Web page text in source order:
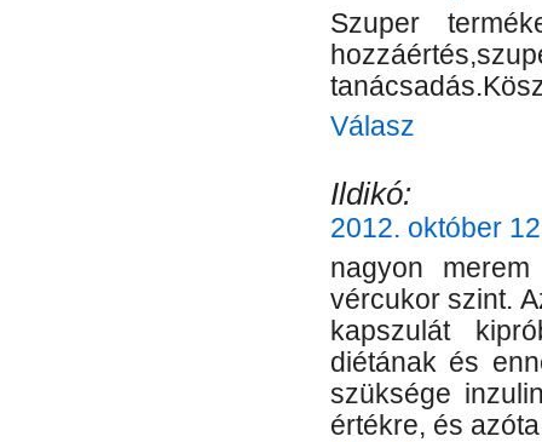
Szuper
Válasz
Ildikó:
2012. október
nagyon
vércukor szint.
kapszulát
diétának és
szüksége
értékre, és